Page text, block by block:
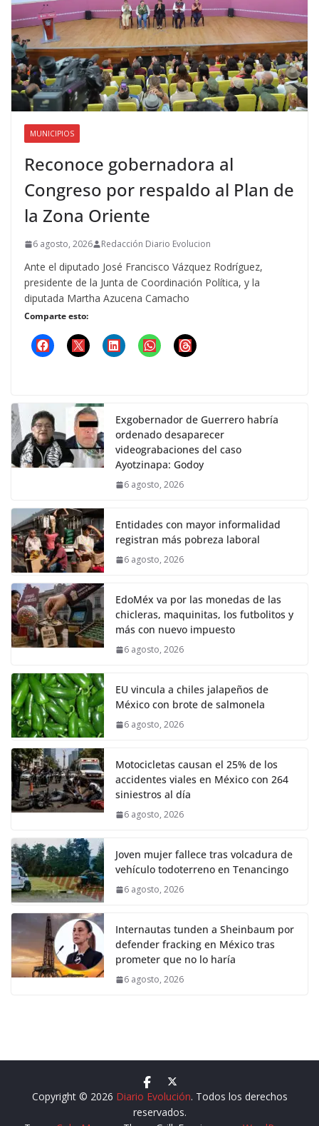
MUNICIPIOS
Reconoce gobernadora al
Congreso por respaldo al Plan de
la Zona Oriente
6 agosto, 2026 Redacción Diario Evolucion
Ante el diputado José Francisco Vázquez Rodríguez,
presidente de la Junta de Coordinación Política, y la
diputada Martha Azucena Camacho
Comparte esto:
Exgobernador de Guerrero habría
ordenado desaparecer
videograbaciones del caso
Ayotzinapa: Godoy
6 agosto, 2026
Entidades con mayor informalidad
registran más pobreza laboral
6 agosto, 2026
EdoMéx va por las monedas de las
chicleras, maquinitas, los futbolitos y
más con nuevo impuesto
6 agosto, 2026
EU vincula a chiles jalapeños de
México con brote de salmonela
6 agosto, 2026
Motocicletas causan el 25% de los
accidentes viales en México con 264
siniestros al día
6 agosto, 2026
Joven mujer fallece tras volcadura de
vehículo todoterreno en Tenancingo
6 agosto, 2026
Internautas tunden a Sheinbaum por
defender fracking en México tras
prometer que no lo haría
6 agosto, 2026
Copyright © 2026 Diario Evolución. Todos los derechos
reservados.